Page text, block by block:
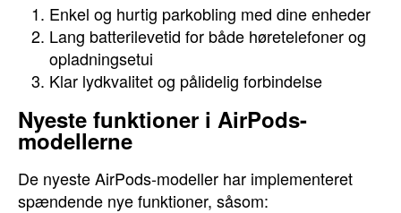
Enkel og hurtig parkobling med dine enheder
Lang batterilevetid for både høretelefoner og
opladningsetui
Klar lydkvalitet og pålidelig forbindelse
Nyeste funktioner i AirPods-
modellerne
De nyeste AirPods-modeller har implementeret
spændende nye funktioner, såsom: